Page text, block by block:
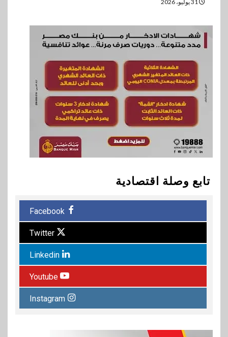
تابع وصلة اقتصادية
Facebook
Twitter
Linkedin
Youtube
Instagram